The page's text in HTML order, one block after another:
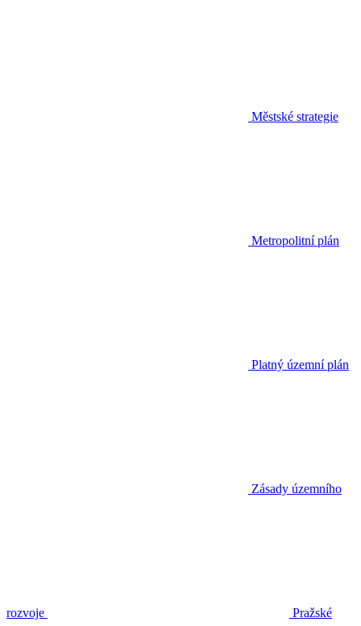
Městské strategie
Metropolitní plán
Platný územní plán
Zásady územního
rozvoje Pražské